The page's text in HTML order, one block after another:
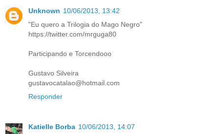
Unknown 10/06/2013, 13:42
"Eu quero a Trilogia do Mago Negro"
https://twitter.com/mrguga80
Participando e Torcendooo
Gustavo Silveira
gustavocatalao@hotmail.com
Responder
Katielle Borba 10/06/2013, 14:07